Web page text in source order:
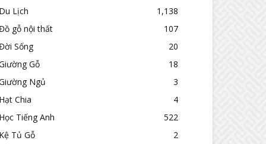
Lịch
1,138
gỗ nội thất
107
Sống
20
Gỗ
18
Ngủ
3
Chia
4
Tiếng Anh
522
Tủ Gỗ
2